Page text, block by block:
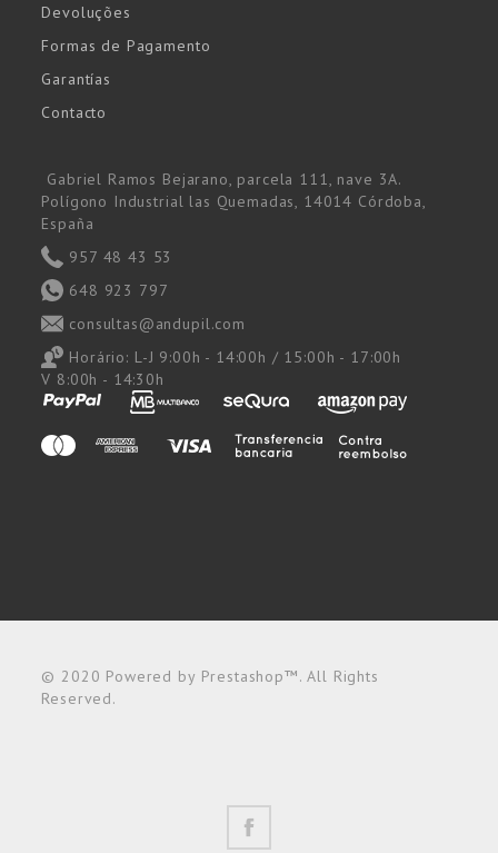
Devoluções
Formas de Pagamento
Garantías
Contacto
Gabriel Ramos Bejarano, parcela 111, nave 3A.
Polígono Industrial las Quemadas, 14014 Córdoba,
España
957 48 43 53
648 923 797
consultas@andupil.com
Horário: L-J 9:00h - 14:00h / 15:00h - 17:00h
V 8:00h - 14:30h
© 2020 Powered by Prestashop™. All Rights
Reserved.